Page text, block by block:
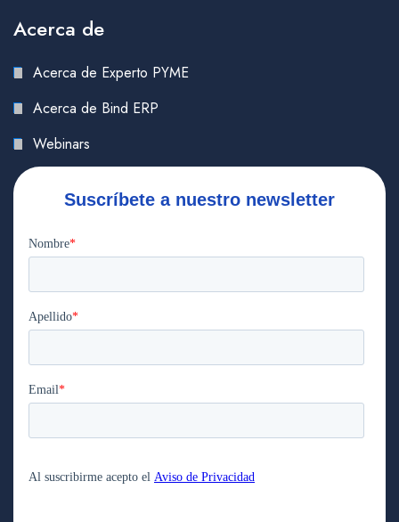
Acerca de
Acerca de Experto PYME
Acerca de Bind ERP
Webinars
Suscríbete a nuestro newsletter